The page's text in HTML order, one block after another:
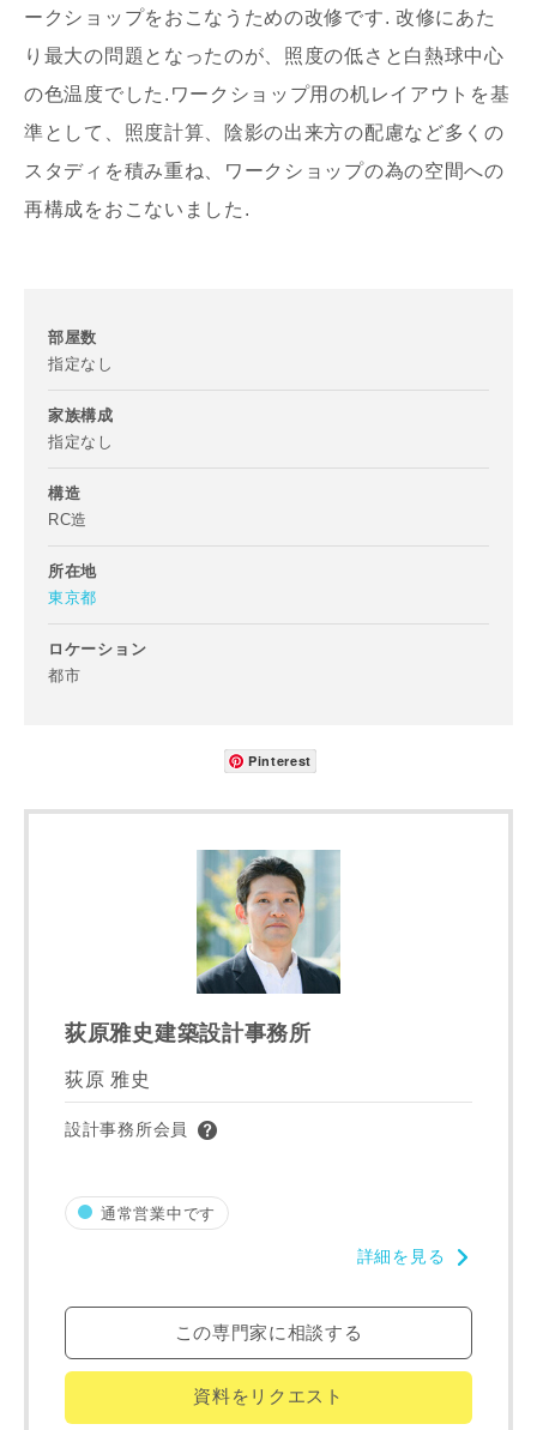
ークショップをおこなうための改修です. 改修にあた
り最大の問題となったのが、照度の低さと白熱球中心
の色温度でした.ワークショップ用の机レイアウトを基
準として、照度計算、陰影の出来方の配慮など多くの
スタディを積み重ね、ワークショップの為の空間への
再構成をおこないました.
部屋数
指定なし
家族構成
指定なし
構造
RC造
所在地
東京都
ロケーション
都市
Pinterest
荻原雅史建築設計事務所
荻原 雅史
設計事務所会員
通常営業中です
詳細を見る
この専門家に相談する
資料をリクエスト
郵便番号
都道府県
町名